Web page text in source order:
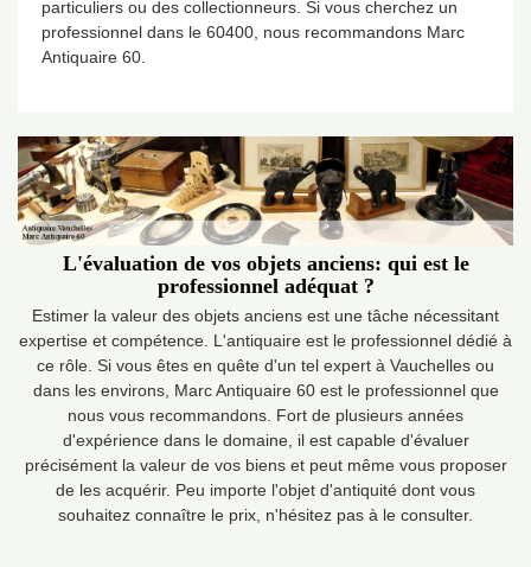
particuliers ou des collectionneurs. Si vous cherchez un
professionnel dans le 60400, nous recommandons Marc
Antiquaire 60.
L'évaluation de vos objets anciens: qui est le
professionnel adéquat ?
Estimer la valeur des objets anciens est une tâche nécessitant
expertise et compétence. L'antiquaire est le professionnel dédié à
ce rôle. Si vous êtes en quête d'un tel expert à Vauchelles ou
dans les environs, Marc Antiquaire 60 est le professionnel que
nous vous recommandons. Fort de plusieurs années
d'expérience dans le domaine, il est capable d'évaluer
précisément la valeur de vos biens et peut même vous proposer
de les acquérir. Peu importe l'objet d'antiquité dont vous
souhaitez connaître le prix, n'hésitez pas à le consulter.